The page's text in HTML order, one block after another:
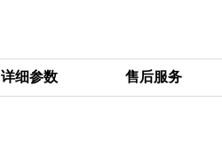
详细参数 售后服务